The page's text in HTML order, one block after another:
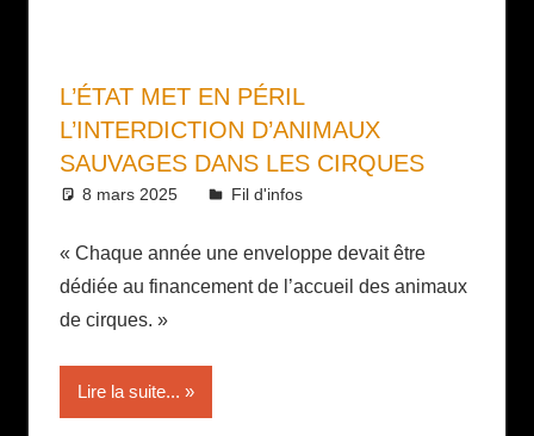
L’ÉTAT MET EN PÉRIL
L’INTERDICTION D’ANIMAUX
SAUVAGES DANS LES CIRQUES
8 mars 2025 Daniel
Fil d'infos
« Chaque année une enveloppe devait être
dédiée au financement de l’accueil des animaux
de cirques. »
Lire la suite...